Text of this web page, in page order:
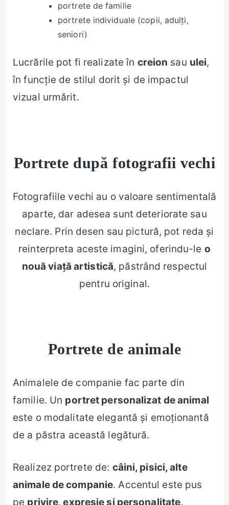
portrete de familie
portrete individuale (copii, adulți,
seniori)
Lucrările pot fi realizate în creion sau ulei,
în funcție de stilul dorit și de impactul
vizual urmărit.
Portrete după fotografii vechi
Fotografiile vechi au o valoare sentimentală
aparte, dar adesea sunt deteriorate sau
neclare. Prin desen sau pictură, pot reda și
reinterpreta aceste imagini, oferindu-le o
nouă viață artistică, păstrând respectul
pentru original.
Portrete de animale
Animalele de companie fac parte din
familie. Un portret personalizat de animal
este o modalitate elegantă și emoționantă
de a păstra această legătură.
Realizez portrete de: câini, pisici, alte
animale de companie. Accentul este pus
pe privire, expresie și personalitate.